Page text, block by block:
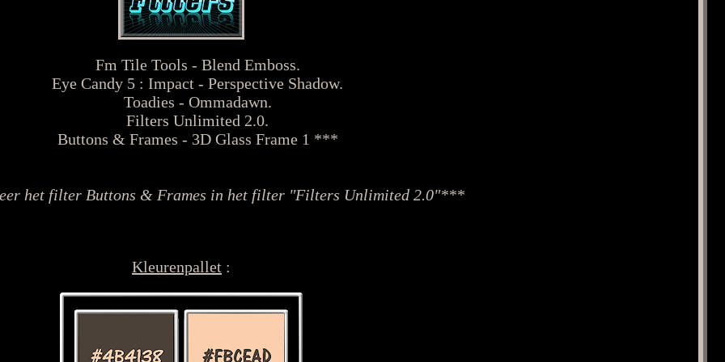
Fm Tile Tools - Blend Emboss.
Eye Candy 5 : Impact - Perspective Shadow.
Toadies - Ommadawn.
Filters Unlimited 2.0.
Buttons & Frames - 3D Glass Frame 1 ***
het filter Buttons & Frames in het filter "Filters Unlimited 2.0"***
Kleurenpallet :